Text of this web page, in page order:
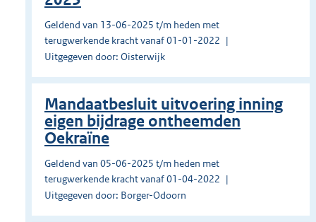
Geldend van 13-06-2025 t/m heden met
terugwerkende kracht vanaf 01-01-2022
Uitgegeven door: Oisterwijk
Mandaatbesluit uitvoering inning
eigen bijdrage ontheemden
Oekraïne
Geldend van 05-06-2025 t/m heden met
terugwerkende kracht vanaf 01-04-2022
Uitgegeven door: Borger-Odoorn